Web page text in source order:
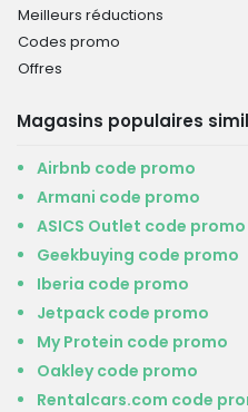
Meilleurs réductions
Codes promo
Offres
Magasins populaires
Airbnb code promo
Armani code promo
ASICS Outlet code promo
Geekbuying code promo
Iberia code promo
Jetpack code promo
My Protein code promo
Oakley code promo
Rentalcars.com code